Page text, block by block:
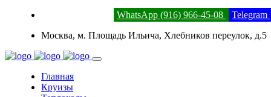
WhatsApp (916) 966-45-08 Telegram
Москва, м. Площадь Ильича, Хлебников переулок, д.5
Главная
Круизы